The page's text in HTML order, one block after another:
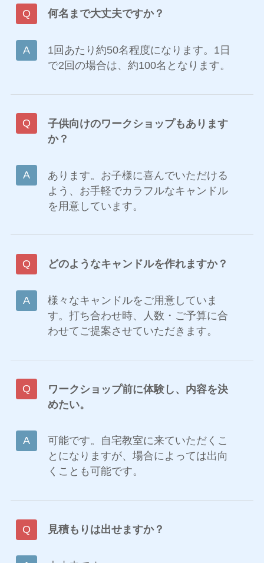
何名まで大丈夫ですか？
1回あたり約50名程度になります。1日
で2回の場合は、約100名となります。
子供向けのワークショップもあります
か？
あります。お子様に喜んでいただける
よう、お手軽でカラフルなキャンドル
を用意しています。
どのようなキャンドルを作れますか？
様々なキャンドルをご用意していま
す。打ち合わせ時、人数・ご予算に合
わせてご提案させていただきます。
ワークショップ前に体験し、内容を決
めたい。
可能です。自宅教室に来ていただくこ
とになりますが、場合によっては出向
くことも可能です。
見積もりは出せますか？